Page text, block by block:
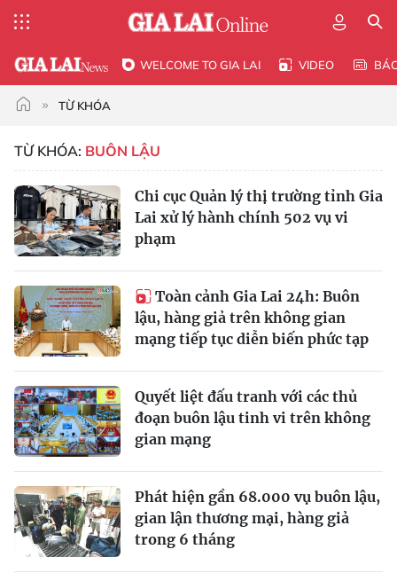
WELCOME TO GIA LAI VIDEO
TỪ KHÓA
TỪ KHÓA: BUÔN LẬU
Chi cục Quản lý thị trường tỉnh Gia
Lai xử lý hành chính 502 vụ vi
phạm
Toàn cảnh Gia Lai 24h: Buôn
lậu, hàng giả trên không gian
mạng tiếp tục diễn biến phức tạp
Quyết liệt đấu tranh với các thủ
đoạn buôn lậu tinh vi trên không
gian mạng
Phát hiện gần 68.000 vụ buôn lậu,
gian lận thương mại, hàng giả
trong 6 tháng